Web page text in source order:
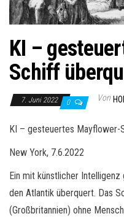
KI –
Schiff
7. Juni 2022 0 Von
KI – gesteuertes Mayflower-
New York, 7.6.2022
Ein mit künstlicher
den Atlantik überquert. Das
(Großbritannien) ohne